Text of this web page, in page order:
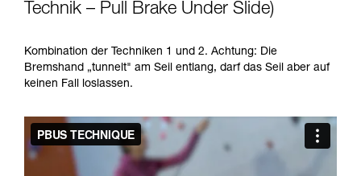
Technik – Pull Brake Under Slide)
Kombination der Techniken 1 und 2. Achtung: Die
Bremshand „tunnelt" am Seil entlang, darf das Seil aber auf
keinen Fall loslassen.